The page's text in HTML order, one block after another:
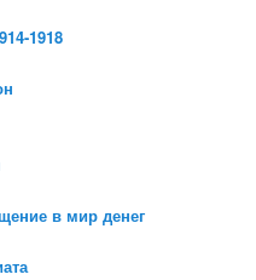
1918
в мир денег